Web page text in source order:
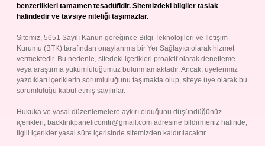
benzerlikleri tamamen tesadüfidir. Sitemizdeki bilgiler taslak
halindedir ve tavsiye niteliği taşımazlar.
Sitemiz, 5651 Sayılı Kanun gereğince Bilgi Teknolojileri ve İletişim
Kurumu (BTK) tarafından onaylanmış bir Yer Sağlayıcı olarak hizmet
vermektedir. Bu nedenle, sitedeki içerikleri proaktif olarak denetleme
veya araştırma yükümlülüğümüz bulunmamaktadır. Ancak, üyelerimiz
yazdıkları içeriklerin sorumluluğunu taşımakta olup, siteye üye olarak bu
sorumluluğu kabul etmiş sayılırlar.
Hukuka ve yasal düzenlemelere aykırı olduğunu düşündüğünüz
içerikleri, backlinkpanelicomtr@gmail.com adresine bildirmeniz halinde,
ilgili içerikler yasal süre içerisinde sitemizden kaldırılacaktır.